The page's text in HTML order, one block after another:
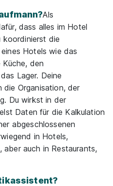
Als
dass alles im Hotel
koordinierst die
Hotels wie das
Küche, den
Lager. Deine
die Organisation, der
Du wirkst in der
Daten für die Kalkulation
abgeschlossenen
in Hotels,
auch in Restaurants,